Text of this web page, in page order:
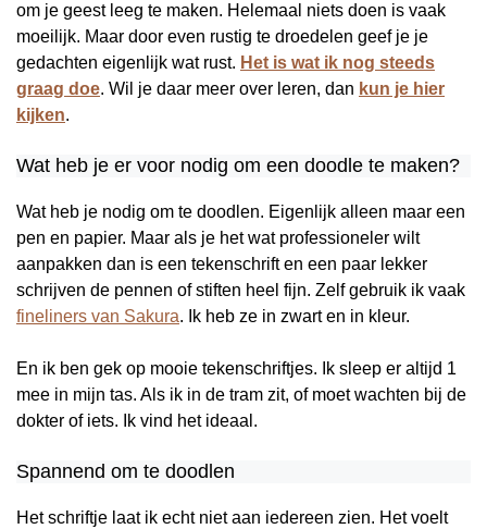
om je geest leeg te maken. Helemaal niets doen is vaak
moeilijk. Maar door even rustig te droedelen geef je je
gedachten eigenlijk wat rust. Het is wat ik nog steeds
graag doe. Wil je daar meer over leren, dan kun je hier
kijken.
Wat heb je er voor nodig om een doodle te maken?
Wat heb je nodig om te doodlen. Eigenlijk alleen maar een
pen en papier. Maar als je het wat professioneler wilt
aanpakken dan is een tekenschrift en een paar lekker
schrijven de pennen of stiften heel fijn. Zelf gebruik ik vaak
fineliners van Sakura. Ik heb ze in zwart en in kleur.
En ik ben gek op mooie tekenschriftjes. Ik sleep er altijd 1
mee in mijn tas. Als ik in de tram zit, of moet wachten bij de
dokter of iets. Ik vind het ideaal.
Spannend om te doodlen
Het schriftje laat ik echt niet aan iedereen zien. Het voelt